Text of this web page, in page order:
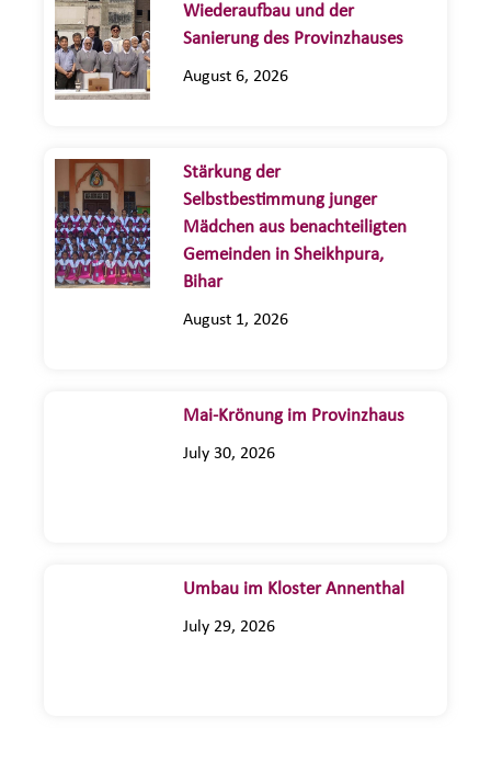
Wiederaufbau und der
Sanierung des Provinzhauses
August 6, 2026
Stärkung der
Selbstbestimmung junger
Mädchen aus benachteiligten
Gemeinden in Sheikhpura,
Bihar
August 1, 2026
Mai-Krönung im Provinzhaus
July 30, 2026
Umbau im Kloster Annenthal
July 29, 2026